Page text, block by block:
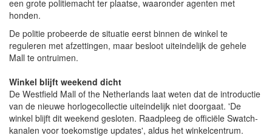
een grote politiemacht ter plaatse, waaronder agenten met
honden.
De politie probeerde de situatie eerst binnen de winkel te
reguleren met afzettingen, maar besloot uiteindelijk de gehele
Mall te ontruimen.
Winkel blijft weekend dicht
De Westfield Mall of the Netherlands laat weten dat de introductie
van de nieuwe horlogecollectie uiteindelijk niet doorgaat. 'De
winkel blijft dit weekend gesloten. Raadpleeg de officiële Swatch-
kanalen voor toekomstige updates', aldus het winkelcentrum.